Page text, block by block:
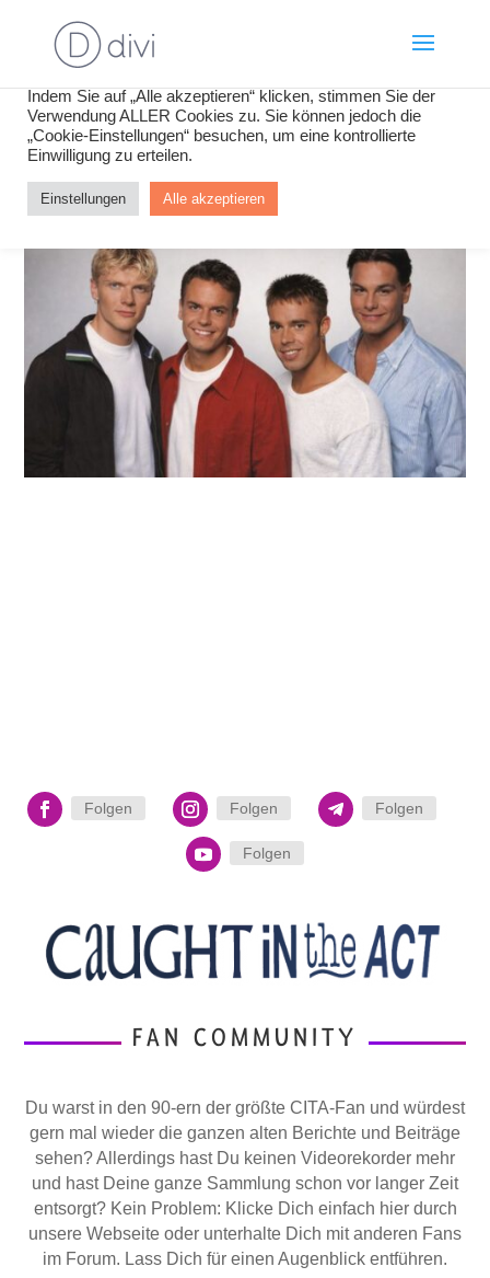
Folgen Folgen Folgen
Folgen
FAN COMMUNITY
Du warst in den 90-ern der größte CITA-Fan und würdest
gern mal wieder die ganzen alten Berichte und Beiträge
sehen? Allerdings hast Du keinen Videorekorder mehr
und hast Deine ganze Sammlung schon vor langer Zeit
entsorgt? Kein Problem: Klicke Dich einfach hier durch
unsere Webseite oder unterhalte Dich mit anderen Fans
im Forum. Lass Dich für einen Augenblick entführen.
Wir verwenden Cookies, um Inhalte und Anzeigen zu
personalisieren, Funktionen für soziale Medien anbieten zu
Indem Sie auf „Alle akzeptieren“ klicken, stimmen Sie der
Verwendung ALLER Cookies zu. Sie können jedoch die
„Cookie-Einstellungen“ besuchen, um eine kontrollierte
Einwilligung zu erteilen.
Einstellungen Alle akzeptieren